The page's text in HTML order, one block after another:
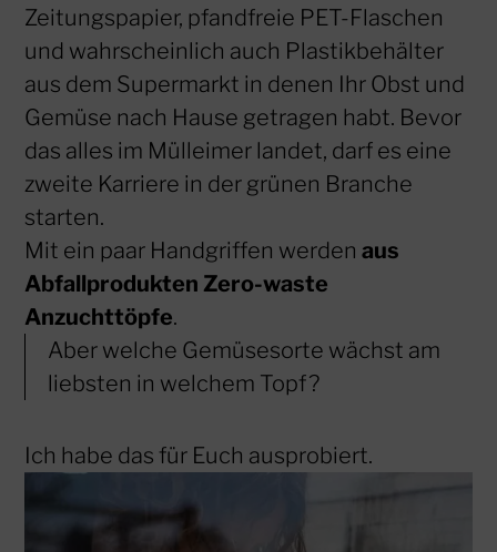
Zeitungspapier, pfandfreie PET-Flaschen
und wahrscheinlich auch Plastikbehälter
aus dem Supermarkt in denen Ihr Obst und
Gemüse nach Hause getragen habt. Bevor
das alles im Mülleimer landet, darf es eine
zweite Karriere in der grünen Branche
starten.
Mit ein paar Handgriffen werden aus
Abfallprodukten Zero-waste
Anzuchttöpfe.
Aber welche Gemüsesorte wächst am
liebsten in welchem Topf?
Ich habe das für Euch ausprobiert.